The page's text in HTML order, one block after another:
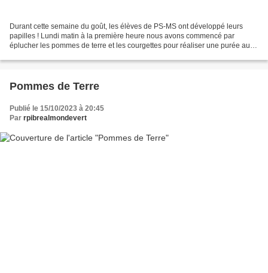
Durant cette semaine du goût, les élèves de PS-MS ont développé leurs
papilles ! Lundi matin à la première heure nous avons commencé par
éplucher les pommes de terre et les courgettes pour réaliser une purée au
Pommes de Terre
Publié le 15/10/2023 à 20:45
Par rpibrealmondevert